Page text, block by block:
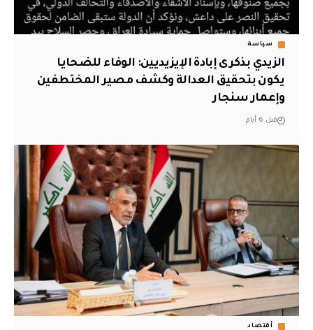
سياسة
الزيدي بذكرى إبادة الإيزيديين: الوفاء للضحايا
يكون بتحقيق العدالة وكشف مصير المختطفين
وإعمار سنجار
قبل 6 أيام
أقتصاد